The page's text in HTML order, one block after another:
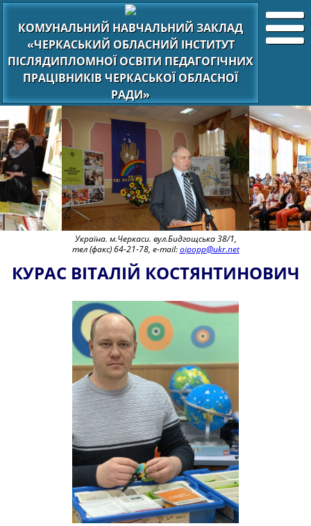
КОМУНАЛЬНИЙ НАВЧАЛЬНИЙ ЗАКЛАД
«ЧЕРКАСЬКИЙ ОБЛАСНИЙ ІНСТИТУТ
ПІСЛЯДИПЛОМНОЇ ОСВІТИ ПЕДАГОГІЧНИХ
ПРАЦІВНИКІВ ЧЕРКАСЬКОЇ ОБЛАСНОЇ
РАДИ»
Україна. м.Черкаси. вул.Бидгощська 38/1,
тел (факс) 64-21-78, e-mail:oipopp@ukr.net
КУРАС ВІТАЛІЙ КОСТЯНТИНОВИЧ